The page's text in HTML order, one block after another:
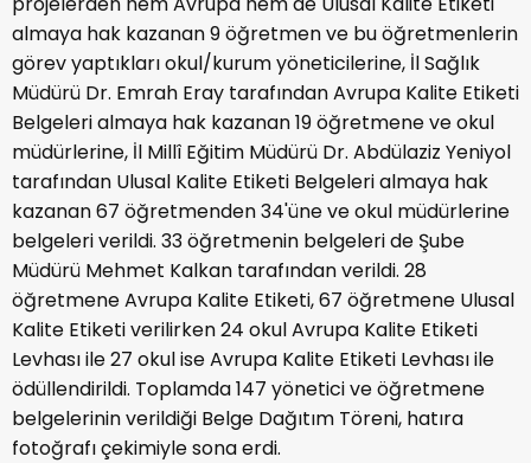
almaya hak kazanan 9 öğretmen ve bu öğretmenlerin
görev yaptıkları okul/kurum yöneticilerine, İl Sağlık
Müdürü Dr. Emrah Eray tarafından Avrupa Kalite Etiketi
Belgeleri almaya hak kazanan 19 öğretmene ve okul
müdürlerine, İl Millî Eğitim Müdürü Dr. Abdülaziz Yeniyol
tarafından Ulusal Kalite Etiketi Belgeleri almaya hak
kazanan 67 öğretmenden 34'üne ve okul müdürlerine
belgeleri verildi. 33 öğretmenin belgeleri de Şube
Müdürü Mehmet Kalkan tarafından verildi. 28
öğretmene Avrupa Kalite Etiketi, 67 öğretmene Ulusal
Kalite Etiketi verilirken 24 okul Avrupa Kalite Etiketi
Levhası ile 27 okul ise Avrupa Kalite Etiketi Levhası ile
ödüllendirildi. Toplamda 147 yönetici ve öğretmene
belgelerinin verildiği Belge Dağıtım Töreni, hatıra
fotoğrafı çekimiyle sona erdi.